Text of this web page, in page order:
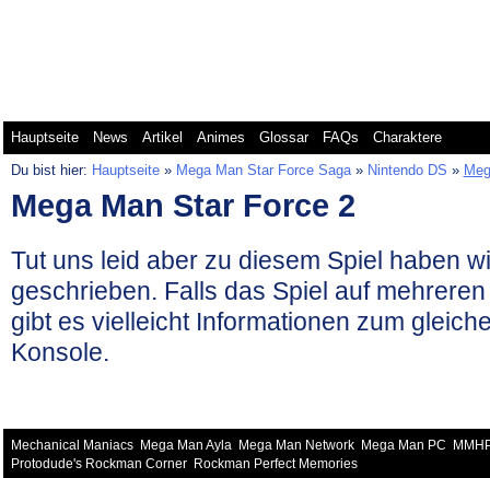
Hauptseite News Artikel Animes Glossar FAQs
Charaktere
Du bist hier: Hauptseite» Mega Man Star Force Saga» Nintendo DS »
Mega Man Star Force 2
Tut uns leid aber zu diesem Spiel haben
geschrieben. Falls das Spiel auf
gibt es vielleicht Informationen zum
Konsole.
Mechanical Maniacs Mega Man Ayla Mega Man Network Mega Man PC
Protodude's Rockman Corner
Rockman Perfect Memories